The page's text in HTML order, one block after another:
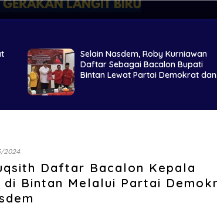
Selain Nasdem, Roby Kurniawan
Daftar Sebagai Bacalon Bupati
Bintan Lewat Partai Demokrat dan
2024
Daftar Bacalon Kepala
di Bintan Melalui Partai